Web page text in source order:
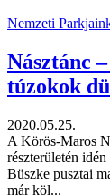
Nemzeti
Násztánc
túzokok
2020.05.25.
A Körös-Maros
részterületén
Büszke pusztai
már köl...